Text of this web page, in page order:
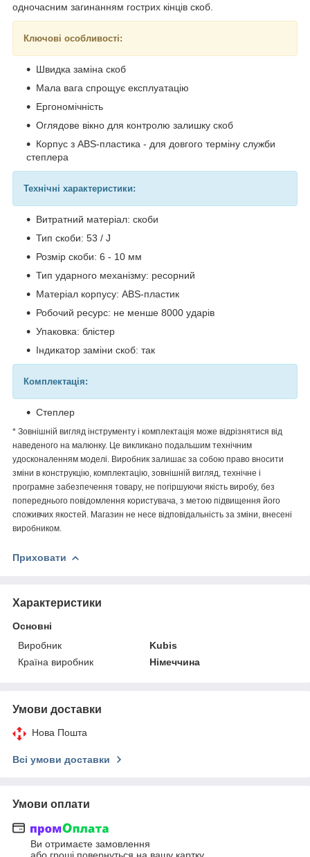
одночасним загинанням гострих кінців скоб.
Ключові особливості:
Швидка заміна скоб
Мала вага спрощує експлуатацію
Ергономічність
Оглядове вікно для контролю залишку скоб
Корпус з ABS-пластика - для довгого терміну служби
степлера
Технічні характеристики:
Витратний матеріал: скоби
Тип скоби: 53 / J
Розмір скоби: 6 - 10 мм
Тип ударного механізму: ресорний
Матеріал корпусу: ABS-пластик
Робочий ресурс: не менше 8000 ударів
Упаковка: блістер
Індикатор заміни скоб: так
Комплектація:
Степлер
* Зовнішній вигляд інструменту і комплектація може відрізнятися від
наведеного на малюнку. Це викликано подальшим технічним
удосконаленням моделі. Виробник залишає за собою право вносити
зміни в конструкцію, комплектацію, зовнішній вигляд, технічне і
програмне забезпечення товару, не погіршуючи якість виробу, без
попереднього повідомлення користувача, з метою підвищення його
споживчих якостей. Магазин не несе відповідальність за зміни, внесені
виробником.
Приховати
Характеристики
Основні
Виробник
Kubis
Країна виробник
Німеччина
Умови доставки
Нова Пошта
Всі умови доставки
Умови оплати
Ви отримаєте замовлення